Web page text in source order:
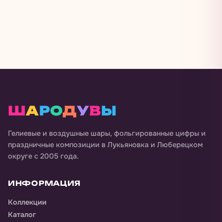
ШАРОДУВЫ
Гелиевые и воздушные шары, фольгированные цифры и
праздничные композиции в Лукьяновка и Люберецком
округе с 2005 года.
ИНФОРМАЦИЯ
Коллекции
Каталог